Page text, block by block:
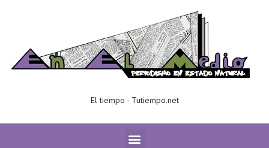
El tiempo - Tutiempo.net
“De presión y otras latitudes”